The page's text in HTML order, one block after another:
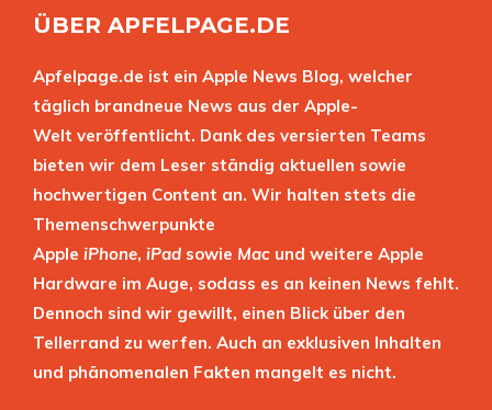
ÜBER APFELPAGE.DE
Apfelpage.de ist ein Apple News Blog, welcher
täglich brandneue News aus der Apple-
Welt veröffentlicht. Dank des versierten Teams
bieten wir dem Leser ständig aktuellen sowie
hochwertigen Content an. Wir halten stets die
Themenschwerpunkte
Apple iPhone, iPad sowie Mac und weitere Apple
Hardware im Auge, sodass es an keinen News fehlt.
Dennoch sind wir gewillt, einen Blick über den
Tellerrand zu werfen. Auch an exklusiven Inhalten
und phänomenalen Fakten mangelt es nicht.